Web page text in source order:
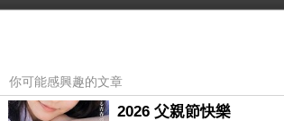
你可能感興趣的文章
2026 父親節快樂